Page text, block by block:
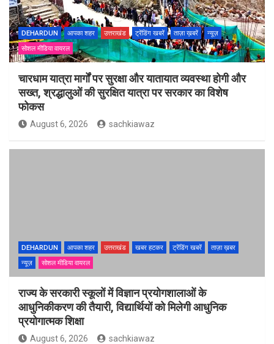
DEHARDUN आपका शहर उत्तराखंड ट्रेंडिंग खबरें ताज़ा ख़बरें
न्यूज़
सोशल मीडिया वायरल
चारधाम यात्रा मार्गों पर सुरक्षा और यातायात व्यवस्था होगी और
सख्त, श्रद्धालुओं की सुरक्षित यात्रा पर सरकार का विशेष
फोकस
August 6, 2026 sachkiawaz
DEHARDUN आपका शहर उत्तराखंड खबर हटकर ट्रेंडिंग खबरें
ताज़ा ख़बर
न्यूज़
सोशल मीडिया वायरल
राज्य के सरकारी स्कूलों में विज्ञान प्रयोगशालाओं के
आधुनिकीकरण की तैयारी, विद्यार्थियों को मिलेगी आधुनिक
प्रयोगात्मक शिक्षा
August 6, 2026 sachkiawaz